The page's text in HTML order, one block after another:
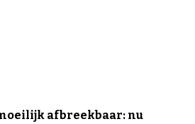
afbreekbaar: nu